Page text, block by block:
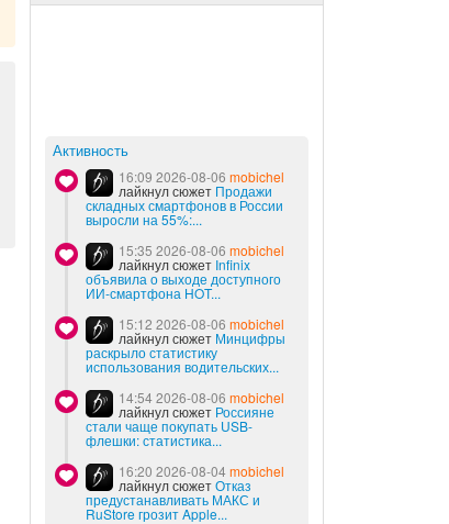
Активность
16:09 2026-08-06 mobichel
лайкнул сюжет Продажи
складных смартфонов в России
выросли на 55%:...
15:35 2026-08-06 mobichel
лайкнул сюжет Infinix
объявила о выходе доступного
ИИ-смартфона HOT...
15:12 2026-08-06 mobichel
лайкнул сюжет Минцифры
раскрыло статистику
использования водительских...
14:54 2026-08-06 mobichel
лайкнул сюжет Россияне
стали чаще покупать USB-
флешки: статистика...
16:20 2026-08-04mobichel
лайкнул сюжетОтказ
предустанавливать МАКС и
RuStore грозит Apple...